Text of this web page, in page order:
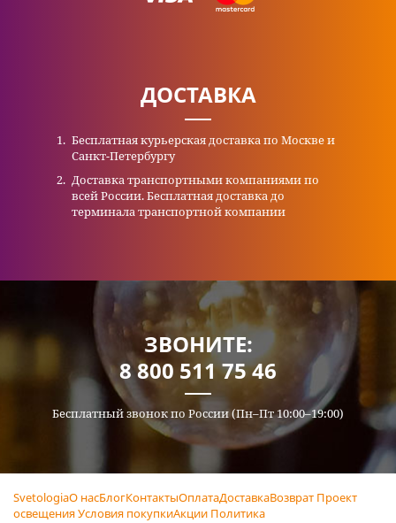
ДОСТАВКА
Бесплатная курьерская доставка по Москве и
Санкт-Петербургу
Доставка транспортными компаниями по
всей России. Бесплатная доставка до
терминала транспортной компании
ЗВОНИТЕ:
8 800 511 75 46
Бесплатный звонок по России (Пн–Пт 10:00–19:00)
SvetologiaО насБлогКонтактыОплатаДоставкаВозврат Проект
освещенияУсловия покупкиАкции Политика